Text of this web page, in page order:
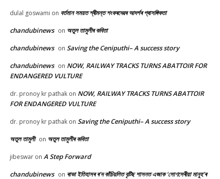
dulal goswami on বৰ্তমান সময়ত শ্ৰীমন্ত শংকৰদেৱৰ আদৰ্শৰ প্ৰাসঙ্গিকতা
chandubinews on অতুল তামুলীৰ কবিতা
chandubinews on Saving the Ceniputhi– A success story
chandubinews on NOW, RAILWAY TRACKS TURNS ABATTOIR FOR
ENDANGERED VULTURE
dr. pronoy kr pathak on NOW, RAILWAY TRACKS TURNS ABATTOIR
FOR ENDANGERED VULTURE
dr. pronoy kr pathak on Saving the Ceniputhi– A success story
অতুল তামুলী on অতুল তামুলীৰ কবিতা
jibeswar on A Step Forward
chandubinews on ৰাভা ইতিহাসৰ ৰ’দ কাঁচিয়লিত বৃটিছ শাসনত এজাক ‘সোণসেৰীয়া মানুহ’ৰ